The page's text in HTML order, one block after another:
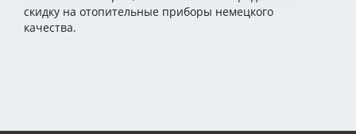
скидку на отопительные приборы немецкого
качества.